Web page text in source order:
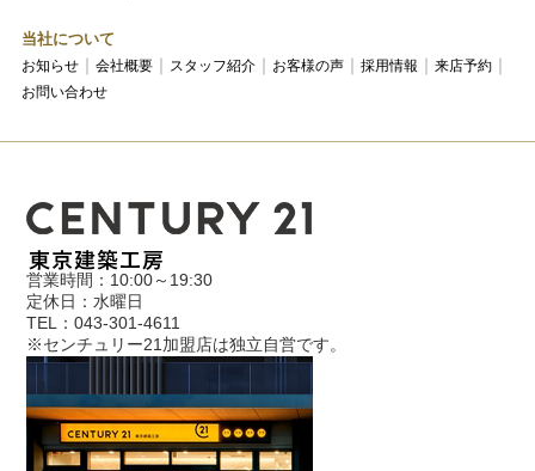
当社について
お知らせ 会社概要 スタッフ紹介 お客様の声 採用情報
来店予約
お問い合わせ
営業時間：10:00～19:30
定休日：水曜日
TEL：043-301-4611
※センチュリー21加盟店は独立自営です。